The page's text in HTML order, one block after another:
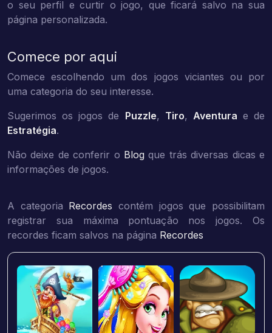
o seu perfil e curtir o jogo, que ficará salvo na sua
página personalizada.
Comece por aqui
Comece escolhendo um dos jogos viciantes ou por
uma categoria do seu interesse.
Sugerimos os jogos de Puzzle, Tiro, Aventura e de
Estratégia.
Não deixe de conferir o Blog que trás diversas dicas e
informações de jogos.
A categoria Recordes contém jogos que possibilitam
registrar sua máxima pontuação nos jogos. Os
recordes ficam salvos na página Recordes